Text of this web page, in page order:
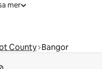
mer
County Bangor